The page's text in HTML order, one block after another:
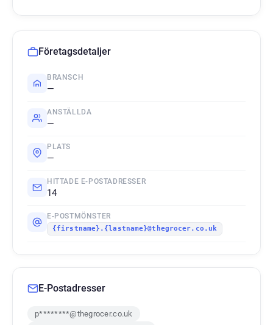
Företagsdetaljer
BRANSCH
—
ANSTÄLLDA
—
PLATS
—
HITTADE E-POSTADRESSER
14
E-POSTMÖNSTER
{firstname}.{lastname}@thegrocer.co.uk
E-Postadresser
p********@thegrocer.co.uk